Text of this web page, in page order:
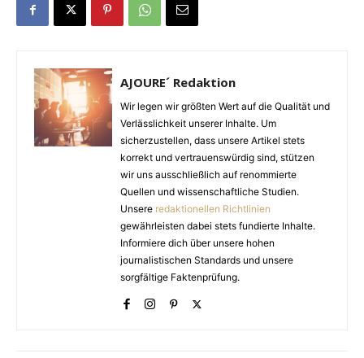
AJOURE´ Redaktion
Wir legen wir größten Wert auf die Qualität und
Verlässlichkeit unserer Inhalte. Um
sicherzustellen, dass unsere Artikel stets
korrekt und vertrauenswürdig sind, stützen
wir uns ausschließlich auf renommierte
Quellen und wissenschaftliche Studien.
Unsere redaktionellen Richtlinien
gewährleisten dabei stets fundierte Inhalte.
Informiere dich über unsere hohen
journalistischen Standards und unsere
sorgfältige Faktenprüfung.